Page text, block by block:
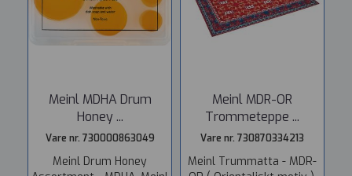
Meinl MDHA Drum
Honey ...
Vare nr. 730000863049
Meinl Drum Honey
Meinl MDR-OR
Trommeteppe ...
Vare nr. 730870334213
Meinl Trummatta - MDR-